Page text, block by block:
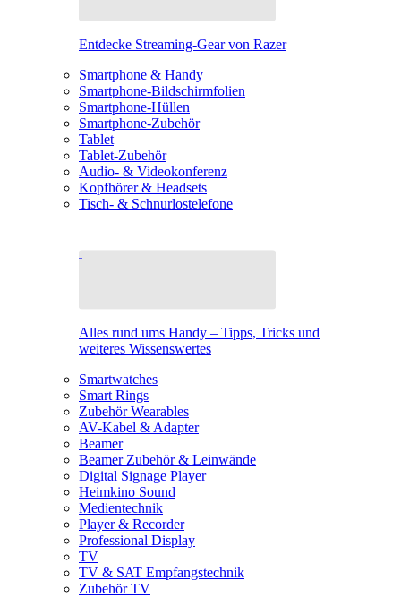
Entdecke Streaming-Gear von Razer
Smartphone & Handy
Smartphone-Bildschirmfolien
Smartphone-Hüllen
Smartphone-Zubehör
Tablet
Tablet-Zubehör
Audio- & Videokonferenz
Kopfhörer & Headsets
Tisch- & Schnurlostelefone
Alles rund ums Handy – Tipps, Tricks und
weiteres Wissenswertes
Smartwatches
Smart Rings
Zubehör Wearables
AV-Kabel & Adapter
Beamer
Beamer Zubehör & Leinwände
Digital Signage Player
Heimkino Sound
Medientechnik
Player & Recorder
Professional Display
TV
TV & SAT Empfangstechnik
Zubehör TV